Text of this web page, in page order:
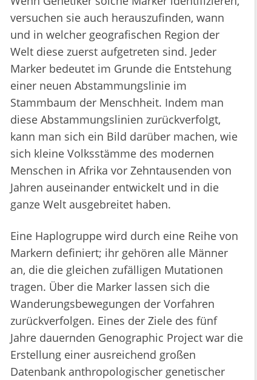
versuchen sie auch herauszufinden, wann
und in welcher geografischen Region der
Welt diese zuerst aufgetreten sind. Jeder
Marker bedeutet im Grunde die Entstehung
einer neuen Abstammungslinie im
Stammbaum der Menschheit. Indem man
diese Abstammungslinien zurückverfolgt,
kann man sich ein Bild darüber machen, wie
sich kleine Volksstämme des modernen
Menschen in Afrika vor Zehntausenden von
Jahren auseinander entwickelt und in die
ganze Welt ausgebreitet haben.
Eine Haplogruppe wird durch eine Reihe von
Markern definiert; ihr gehören alle Männer
an, die die gleichen zufälligen Mutationen
tragen. Über die Marker lassen sich die
Wanderungsbewegungen der Vorfahren
zurückverfolgen. Eines der Ziele des fünf
Jahre dauernden Genographic Project war die
Erstellung einer ausreichend großen
Datenbank anthropologischer genetischer